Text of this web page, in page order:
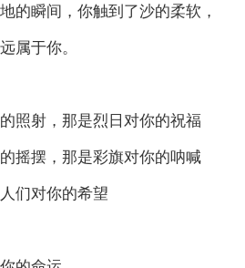
的瞬间，你触到了沙的柔软，
属于你。
照射，那是烈日对你的祝福
摇摆，那是彩旗对你的呐喊
们对你的希望